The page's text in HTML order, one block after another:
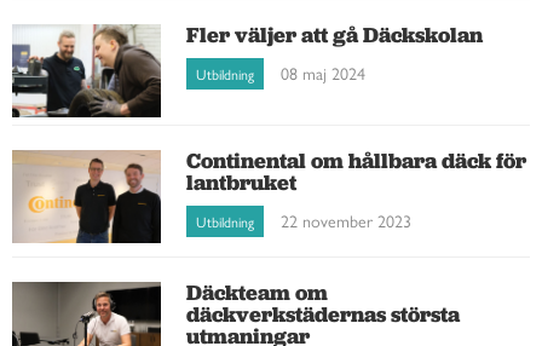
Fler väljer att gå Däckskolan
Utbildning 08 maj 2024
Continental om hållbara däck för
lantbruket
Utbildning 22 november 2023
Däckteam om
däckverkstädernas största
utmaningar